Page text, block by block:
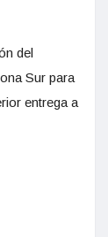
del
Sur para
entrega a